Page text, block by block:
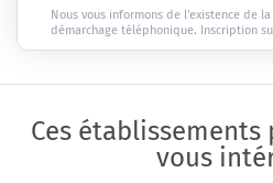
Nous vous informons de l'existence de
démarchage téléphonique. Inscription
Ces
vous